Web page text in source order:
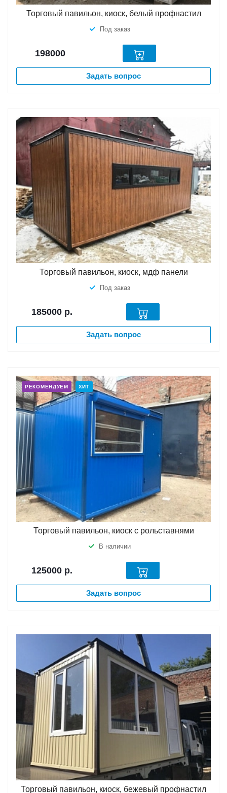
Торговый павильон, киоск, белый профнастил
Под заказ
198000
Задать вопрос
Торговый павильон, киоск, мдф панели
Под заказ
185000 р.
Задать вопрос
РЕКОМЕНДУЕМ ХИТ
Торговый павильон, киоск с рольставнями
В наличии
125000 р.
Задать вопрос
Торговый павильон, киоск, бежевый профнастил